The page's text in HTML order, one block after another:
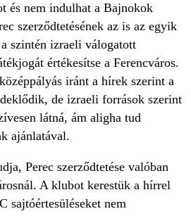
és nem indulhat a Bajnokok
szerződtetésének az is az egyik
szintén izraeli válogatott
értékesítse a Ferencváros.
iránt a hírek szerint a
de izraeli források szerint
látná, ám aligha tud
ajánlatával.
Perec szerződtetése valóban
A klubot kerestük a hírrel
sajtóértesüléseket nem